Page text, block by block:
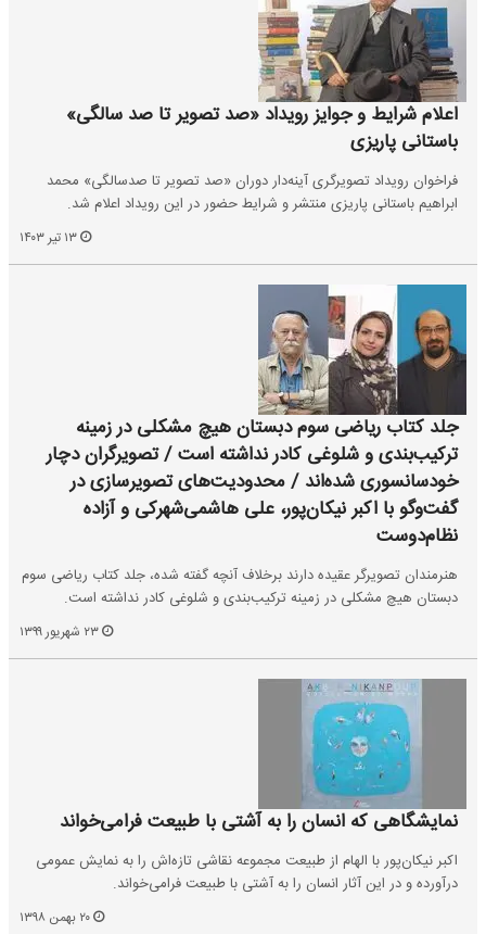
اعلام شرایط و جوایز رویداد «صد تصویر تا صد سالگی»
باستانی پاریزی
فراخوان رویداد تصویرگری آینه‌دار دوران «صد تصویر تا صدسالگی» محمد
ابراهیم باستانی پاریزی منتشر و شرایط حضور در این رویداد اعلام شد.
جلد کتاب ریاضی سوم دبستان هیچ مشکلی در زمینه
ترکیب‌بندی و شلوغی کادر نداشته است / تصویرگران دچار
خودسانسوری شده‌اند / محدودیت‌های تصویرسازی در
گفت‌وگو با اکبر نیکان‌پور، علی هاشمی‌شهرکی و آزاده
نظام‌دوست
هنرمندان تصویرگر عقیده دارند برخلاف آنچه گفته شده، جلد کتاب ریاضی سوم
دبستان هیچ مشکلی در زمینه ترکیب‌بندی و شلوغی کادر نداشته است.
نمایشگاهی که انسان را به آشتی با طبیعت فرامی‌خواند
اکبر نیکان‌پور با الهام از طبیعت مجموعه نقاشی تازه‌اش را به نمایش عمومی
درآورده و در این آثار انسان را به آشتی با طبیعت فرامی‌خواند.